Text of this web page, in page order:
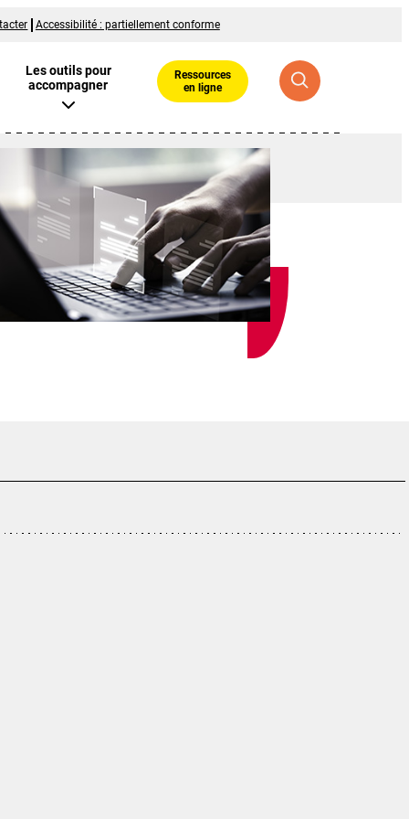
Accessibilité : partiellement conforme
Les outils pour
accompagner
Ressources
en ligne